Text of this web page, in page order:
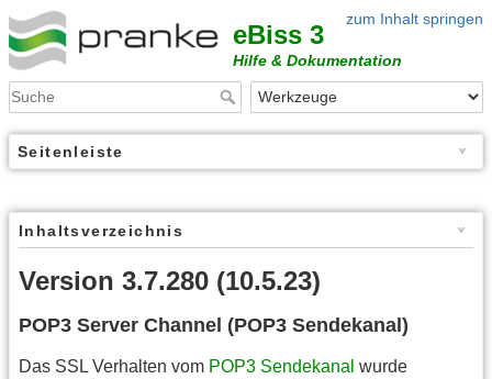
zum Inhalt springen
eBiss 3
Hilfe & Dokumentation
Seitenleiste
Inhaltsverzeichnis
Version 3.7.280 (10.5.23)
POP3 Server Channel (POP3 Sendekanal)
Das SSL Verhalten vom POP3 Sendekanal wurde